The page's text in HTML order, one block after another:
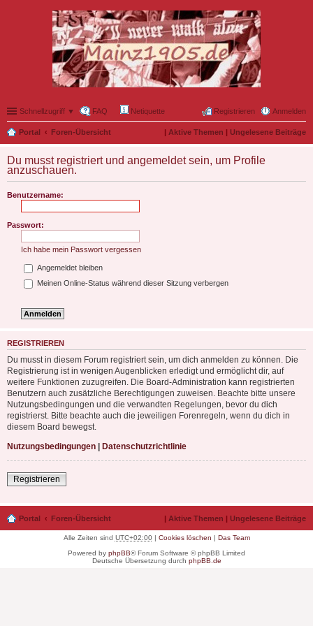
Schnellzugriff ▼ FAQ Netiquette Anmelden
Registrieren
Portal Foren-Übersicht | Aktive Themen | Ungelesene Beiträge
Du musst registriert und angemeldet sein, um Profile
anzuschauen.
Benutzername:
Passwort:
Ich habe mein Passwort vergessen
Angemeldet bleiben
Meinen Online-Status während dieser Sitzung verbergen
REGISTRIEREN
Du musst in diesem Forum registriert sein, um dich anmelden zu können. Die
Registrierung ist in wenigen Augenblicken erledigt und ermöglicht dir, auf
weitere Funktionen zuzugreifen. Die Board-Administration kann registrierten
Benutzern auch zusätzliche Berechtigungen zuweisen. Beachte bitte unsere
Nutzungsbedingungen und die verwandten Regelungen, bevor du dich
registrierst. Bitte beachte auch die jeweiligen Forenregeln, wenn du dich in
diesem Board bewegst.
Nutzungsbedingungen | Datenschutzrichtlinie
Registrieren
Portal Foren-Übersicht | Aktive Themen | Ungelesene Beiträge
Alle Zeiten sind UTC+02:00| Cookies löschen | Das Team
Powered by phpBB® Forum Software © phpBB Limited
Deutsche Übersetzung durch phpBB.de